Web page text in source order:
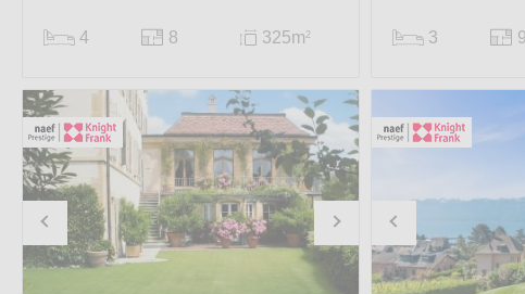
4 8 325m2 3 9